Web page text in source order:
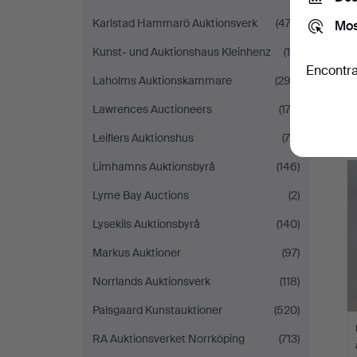
Karlstad Hammarö Auktionsverk
(474)
Kunst- und Auktionshaus Kleinhenz
(10)
Laholms Auktionskammare
(292)
Lawrences Auctioneers
(174)
Leiflers Auktionshus
(78)
Limhamns Auktionsbyrå
(146)
Lyme Bay Auctions
(2)
Lysekils Auktionsbyrå
(140)
Markus Auktioner
(97)
Norrlands Auktionsverk
(118)
Palsgaard Kunstauktioner
(520)
RA Auktionsverket Norrköping
(713)